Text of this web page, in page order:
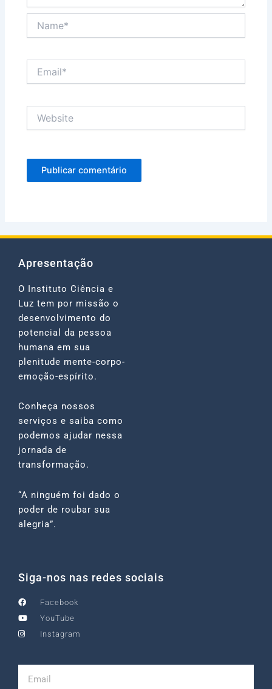
Apresentação
O Instituto Ciência e
Luz tem por missão o
desenvolvimento do
potencial da pessoa
humana em sua
plenitude mente-corpo-
emoção-espírito.
Conheça nossos
serviços e saiba como
podemos ajudar nessa
jornada de
transformação.
“A ninguém foi dado o
poder de roubar sua
alegria”.
Siga-nos nas redes sociais
Facebook
YouTube
Instagram